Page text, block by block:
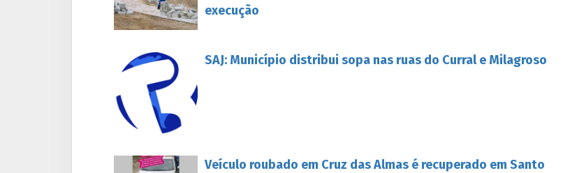
execução
SAJ: Município distribui sopa nas ruas do Curral e Milagroso
Veículo roubado em Cruz das Almas é recuperado em Santo